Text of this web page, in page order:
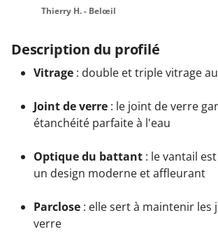
Thierry H. - Belœil
Description du profilé
Vitrage : double et triple vitrage
Joint de verre : le joint de verre
étanchéité parfaite à l'eau
Optique du battant : le vantail
un design moderne et affleurant
Parclose : elle sert à maintenir les
verre